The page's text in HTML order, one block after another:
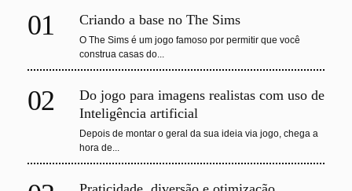
01 Criando a base no The Sims
O The Sims é um jogo famoso por permitir que você
construa casas do...
02
Do jogo para imagens realistas com uso de
Inteligência artificial
Depois de montar o geral da sua ideia via jogo, chega a
hora de...